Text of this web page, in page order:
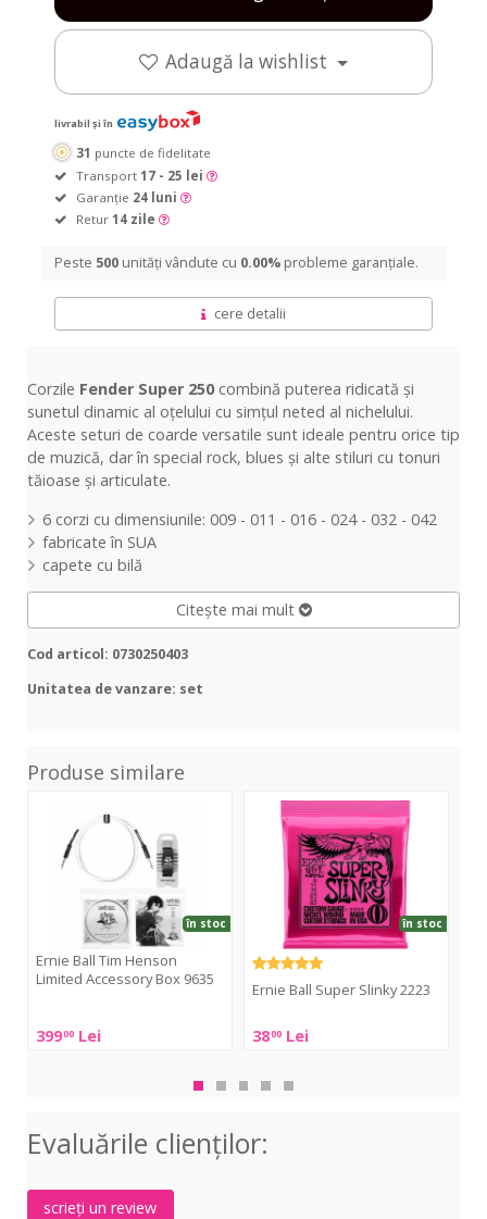
Adaugă la wishlist
livrabil și în
31 puncte de fidelitate
Transport 17 - 25 lei
Garanție 24 luni
Retur 14 zile
Peste 500 unități vândute cu 0.00% probleme garanțiale.
cere detalii
Corzile Fender Super 250combină puterea ridicată și
sunetul dinamic al oțelului cu simțul neted al nichelului.
Aceste seturi de coarde versatile sunt ideale pentru orice tip
de muzică, dar în special rock, blues și alte stiluri cu tonuri
tăioase și articulate.
6 corzi cu dimensiunile: 009 - 011 - 016 - 024 - 032 - 042
fabricate în SUA
capete cu bilă
Citește mai mult
Cod articol: 0730250403
Unitatea de vanzare: set
Produse similare
Henson
Limited
Accessory
Ernie Ball Tim Henson
Limited Accessory Box 9635
39900 Lei
în stoc
Ball
Accessory
Box
Super
Slinky
Ernie Ball Super Slinky 2223
3800 Lei
în stoc
Ernie
Super
Evaluările clienţilor:
scrieți un review